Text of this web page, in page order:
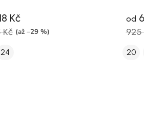
Kč
Kč (až –29 %)
24
od
925
20